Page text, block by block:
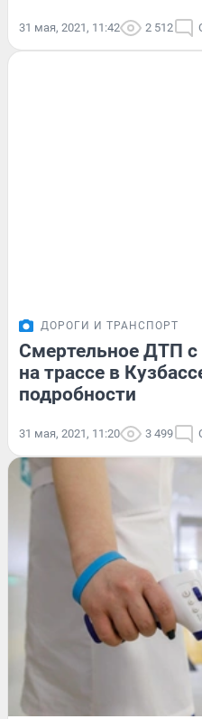
31 мая, 2021, 11:42 2 512
ДОРОГИ И ТРАНСПОРТ
Смертельное ДТП
на трассе в
подробности
31 мая, 2021, 11:20 3 499